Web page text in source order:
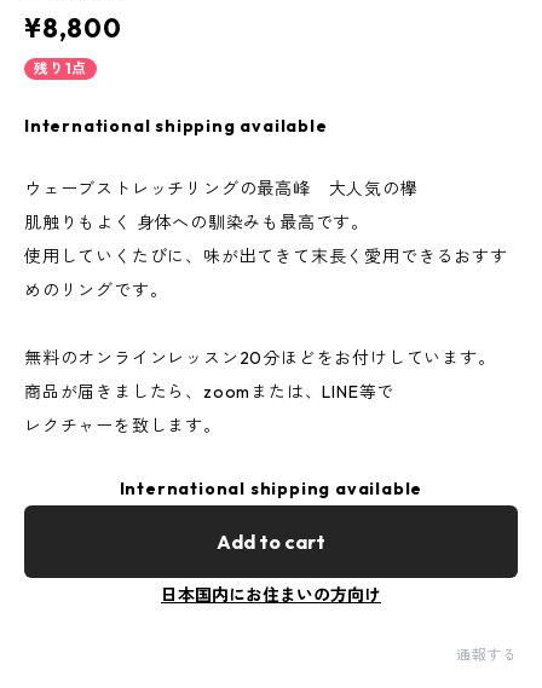
¥8,800
残り1点
International shipping available
ウェーブストレッチリングの最高峰 大人気の欅
肌触りもよく 身体への馴染みも最高です。
使用していくたびに、味が出てきて末長く愛用できるおすす
めのリングです。
無料のオンラインレッスン20分ほどをお付けしています。
商品が届きましたら、zoomまたは、LINE等で
レクチャーを致します。
International shipping available
Add to cart
日本国内にお住まいの方向け
通報する